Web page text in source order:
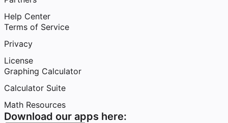
Help Center
Terms of Service
Privacy
License
Graphing Calculator
Calculator Suite
Math Resources
Download our apps here: